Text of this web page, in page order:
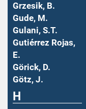
Grzesik, B.
Gude, M.
Gulani, S.T.
Gutiérrez Rojas,
E.
Görick, D.
Götz, J.
H